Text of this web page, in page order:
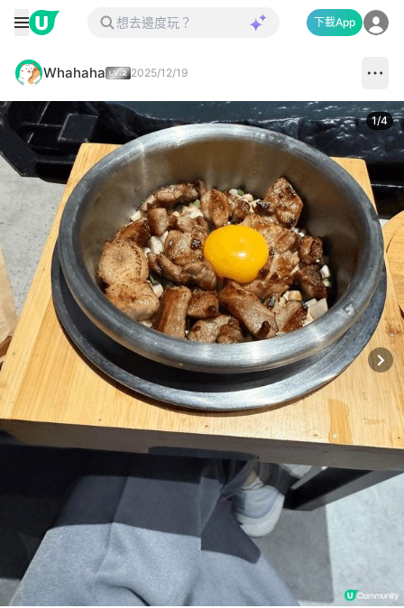
下載App
Whahaha 2025/12/19
1/4